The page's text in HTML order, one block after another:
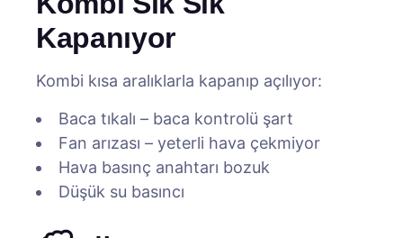
Kapanıyor
Kombi kısa aralıklarla kapanıp açılıyor:
Baca tıkalı – baca kontrolü şart
Fan arızası – yeterli hava çekmiyor
Hava basınç anahtarı bozuk
Düşük su basıncı